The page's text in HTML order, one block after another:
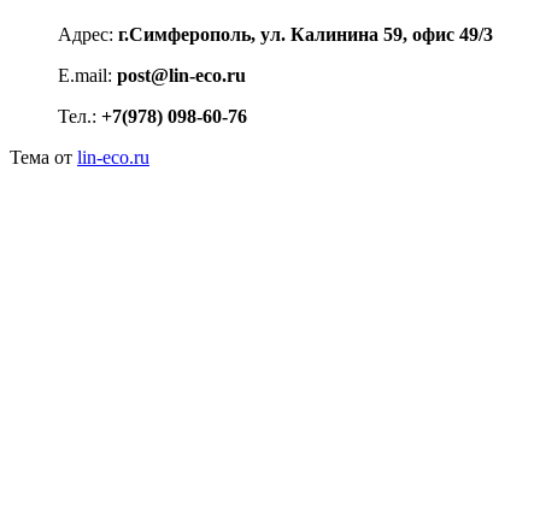
Адрес: г.Симферополь, ул. Калинина 59, офис 49/3
E.mail: post@lin-eco.ru
Тел.: +7(978) 098-60-76
Тема от lin-eco.ru